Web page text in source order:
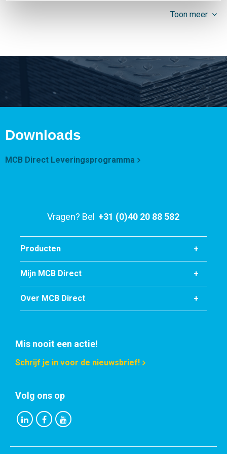
Toon meer
Downloads
MCB Direct Leveringsprogramma
Vragen? Bel +31 (0)40 20 88 582
Producten
Mijn MCB Direct
Over MCB Direct
Mis nooit een actie!
Schrijf je in voor de nieuwsbrief!
Volg ons op